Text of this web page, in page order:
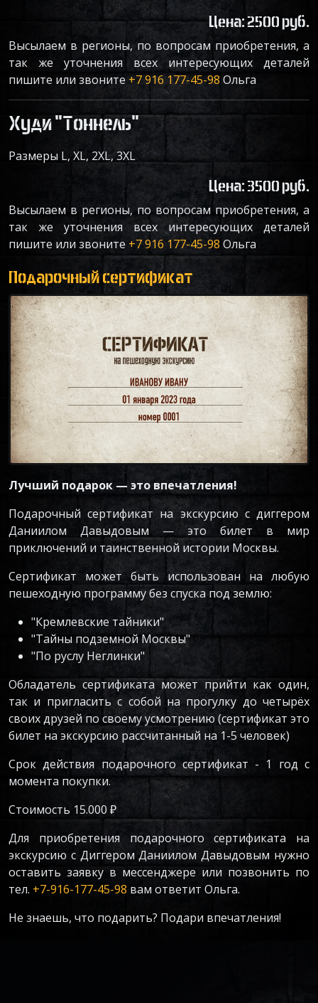
Цена: 2500 руб.
Высылаем в регионы, по вопросам приобретения, а
так же уточнения всех интересующих деталей
пишите или звоните +7 916 177-45-98 Ольга
Худи "Тоннель"
Размеры L, XL, 2XL, 3XL
Цена: 3500 руб.
Высылаем в регионы, по вопросам приобретения, а
так же уточнения всех интересующих деталей
пишите или звоните +7 916 177-45-98 Ольга
Подарочный сертификат
Лучший подарок — это впечатления!
Подарочный сертификат на экскурсию с диггером
Даниилом Давыдовым — это билет в мир
приключений и таинственной истории Москвы.
Сертификат может быть использован на любую
пешеходную программу без спуска под землю:
"Кремлевские тайники"
"Тайны подземной Москвы"
"По руслу Неглинки"
Обладатель сертификата может прийти как один,
так и пригласить с собой на прогулку до четырёх
своих друзей по своему усмотрению (сертификат это
билет на экскурсию рассчитанный на 1-5 человек)
Срок действия подарочного сертификат - 1 год с
момента покупки.
Стоимость 15.000 ₽
Для приобретения подарочного сертификата на
экскурсию с Диггером Даниилом Давыдовым нужно
оставить заявку в мессенджере или позвонить по
тел. +7-916-177-45-98 вам ответит Ольга.
Не знаешь, что подарить? Подари впечатления!